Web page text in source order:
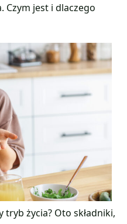
Czym jest i dlaczego
życia? Oto składniki,